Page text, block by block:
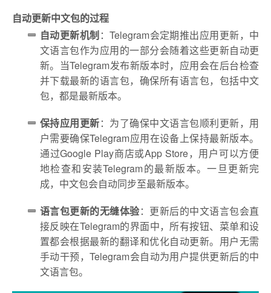
自动更新中文包的过程
自动更新机制：Telegram会定期推出应用更新，中
文语言包作为应用的一部分会随着这些更新自动更
新。当Telegram发布新版本时，应用会在后台检查
并下载最新的语言包，确保所有语言包，包括中文
包，都是最新版本。
保持应用更新：为了确保中文语言包顺利更新，用
户需要确保Telegram应用在设备上保持最新版本。
通过Google Play商店或App Store，用户可以方便
地检查和安装Telegram的最新版本。一旦更新完
成，中文包会自动同步至最新版本。
语言包更新的无缝体验：更新后的中文语言包会直
接反映在Telegram的界面中，所有按钮、菜单和设
置都会根据最新的翻译和优化自动更新。用户无需
手动干预，Telegram会自动为用户提供更新后的中
文语言包。